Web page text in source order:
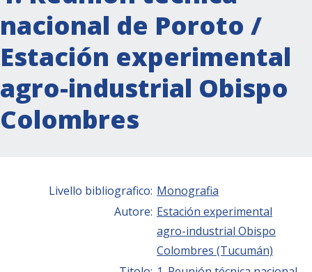
nacional de Poroto /
Estación experimental
agro-industrial Obispo
Colombres
Livello bibliografico: Monografia
Autore: Estación experimental
agro-industrial Obispo
Colombres (Tucumán)